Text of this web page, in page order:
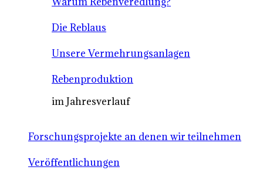
Die Reblaus
Unsere Vermehrungsanlagen
Rebenproduktion
im Jahresverlauf
Forschungsprojekte an denen wir teilnehmen
Veröffentlichungen